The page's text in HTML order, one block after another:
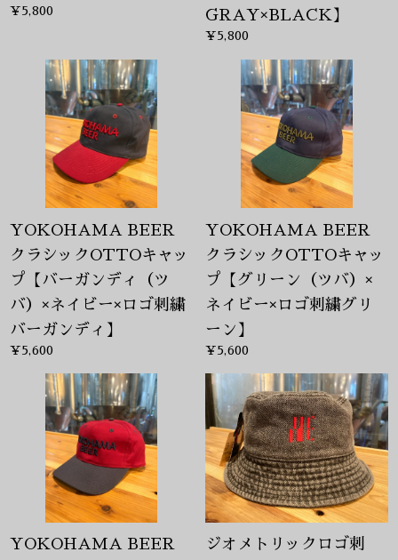
¥5,800
GRAY×BLACK】
¥5,800
YOKOHAMA BEER
クラシックOTTOキャッ
プ【バーガンディ（ツ
バ）×ネイビー×ロゴ刺繍
バーガンディ】
¥5,600
YOKOHAMA BEER
クラシックOTTOキャッ
プ【グリーン（ツバ）×
ネイビー×ロゴ刺繍グリ
ーン】
¥5,600
YOKOHAMA BEER
ジオメトリックロゴ刺